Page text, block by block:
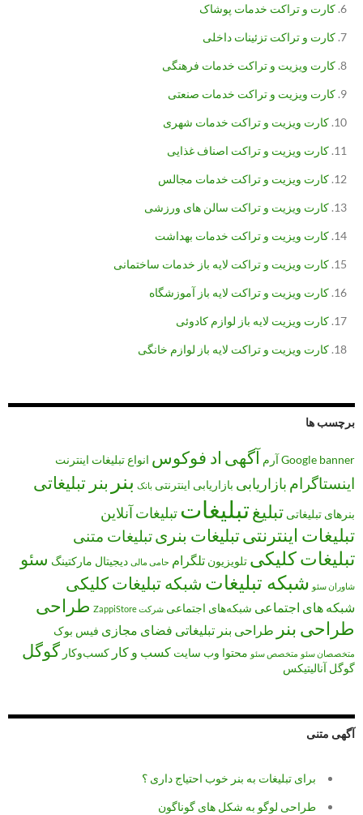
کارت و تراکت خدمات پوشاک
کارت و تراکت تزئینات داخلی
کارت ویزیت و تراکت خدمات فرهنگی
کارت ویزیت و تراکت خدمات صنعتی
کارت ویزیت و تراکت خدمات شهری
کارت ویزیت و تراکت اصناف غذایی
کارت ویزیت و تراکت خدمات مجالس
کارت ویزیت و تراکت سالن های ورزشی
کارت ویزیت و تراکت خدمات بهداشت
کارت ویزیت و تراکت لایه باز خدمات ساختمانی
کارت ویزیت و تراکت لایه باز آموزشگاه
کارت ویزیت لایه باز لوازم کادوئی
کارت ویزیت و تراکت لایه باز لوازم خانگی
برچسب ها
banner
Googleآرم آگهی اد فوکوس انواع تبلیغات اینترنت
اینستاگرام بازاریابی بازاریابی اینترنتی بانک بنر بنر تبلیغاتی
بنرهای تبلیغاتی تبلیغتبلیغاتتبلیغات آنلاین
تبلیغات اینترنتیتبلیغات بنریتبلیغات متنی
تبلیغات کلیکی تلویزیون تلگرام حامی مالی دیجیتال مارکتینگ سئو
شاوران سئو شبکه تبلیغات شبکه تبلیغات کلیکی
شبکه های اجتماعی شبکه‌های اجتماعی شرکت ZappiStore
طراحی
طراحی بنر طراحی بنر تبلیغاتی فضای مجازی فیس بوک
متخصصان سئو متخصص سئو محتوا وب سایت کسب و کار کسب‌وکار گوگل
گوگل آنالیتیکس
آگهی متنی
برای تبلیغات به بنر خوب احتیاج داری ؟
طراحی لوگو به شکل های گوناگون